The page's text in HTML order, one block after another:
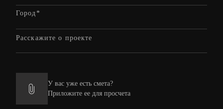
У вас уже есть смета?
Приложите ее для просчета